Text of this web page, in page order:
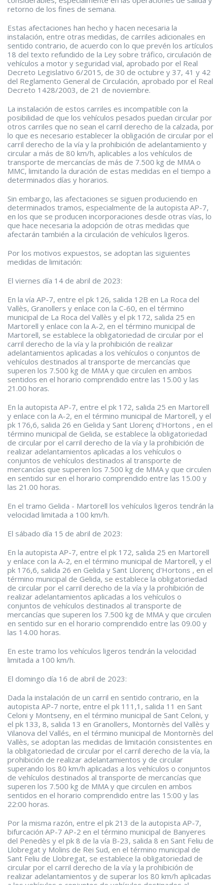
retorno de los fines de semana.
Estas afectaciones han hecho y hacen necesaria la
instalación, entre otras medidas, de carriles adicionales en
sentido contrario, de acuerdo con lo que prevén los artículos
18 del texto refundido de la Ley sobre tráfico, circulación de
vehículos a motor y seguridad vial, aprobado por el Real
Decreto Legislativo 6/2015, de 30 de octubre y 37, 41 y 42
del Reglamento General de Circulación, aprobado por el Real
Decreto 1428/2003, de 21 de noviembre.
La instalación de estos carriles es incompatible con la
posibilidad de que los vehículos pesados puedan circular por
otros carriles que no sean el carril derecho de la calzada, por
lo que es necesario establecer la obligación de circular por el
carril derecho de la vía y la prohibición de adelantamiento y
circular a más de 80 km/h, aplicables a los vehículos de
transporte de mercancías de más de 7.500 kg de MMA o
MMC, limitando la duración de estas medidas en el tiempo a
determinados días y horarios.
Sin embargo, las afectaciones se siguen produciendo en
determinados tramos, especialmente de la autopista AP-7,
en los que se producen incorporaciones desde otras vías, lo
que hace necesaria la adopción de otras medidas que
afectarán también a la circulación de vehículos ligeros.
Por los motivos expuestos, se adoptan las siguientes
medidas de limitación:
El viernes día 14 de abril de 2023:
En la vía AP-7, entre el pk 126, salida 12B en La Roca del
Vallès, Granollers y enlace con la C-60, en el término
municipal de La Roca del Vallès y el pk 172, salida 25 en
Martorell y enlace con la A-2, en el término municipal de
Martorell, se establece la obligatoriedad de circular por el
carril derecho de la vía y la prohibición de realizar
adelantamientos aplicadas a los vehículos o conjuntos de
vehículos destinados al transporte de mercancías que
superen los 7.500 kg de MMA y que circulen en ambos
sentidos en el horario comprendido entre las 15.00 y las
21.00 horas.
En la autopista AP-7, entre el pk 172, salida 25 en Martorell
y enlace con la A-2, en el término municipal de Martorell, y el
pk 176,6, salida 26 en Gelida y Sant Llorenç d'Hortons , en el
término municipal de Gelida, se establece la obligatoriedad
de circular por el carril derecho de la vía y la prohibición de
realizar adelantamientos aplicadas a los vehículos o
conjuntos de vehículos destinados al transporte de
mercancías que superen los 7.500 kg de MMA y que circulen
en sentido sur en el horario comprendido entre las 15.00 y
las 21.00 horas.
En el tramo Gelida - Martorell los vehículos ligeros tendrán la
velocidad limitada a 100 km/h.
El sábado día 15 de abril de 2023:
En la autopista AP-7, entre el pk 172, salida 25 en Martorell
y enlace con la A-2, en el término municipal de Martorell, y el
pk 176,6, salida 26 en Gelida y Sant Llorenç d'Hortons , en el
término municipal de Gelida, se establece la obligatoriedad
de circular por el carril derecho de la vía y la prohibición de
realizar adelantamientos aplicadas a los vehículos o
conjuntos de vehículos destinados al transporte de
mercancías que superen los 7.500 kg de MMA y que circulen
en sentido sur en el horario comprendido entre las 09.00 y
las 14.00 horas.
En este tramo los vehículos ligeros tendrán la velocidad
limitada a 100 km/h.
El domingo día 16 de abril de 2023:
Dada la instalación de un carril en sentido contrario, en la
autopista AP-7 norte, entre el pk 111,1, salida 11 en Sant
Celoni y Montseny, en el término municipal de Sant Celoni, y
el pk 133, 8, salida 13 en Granollers, Montornès del Vallès y
Vilanova del Vallés, en el término municipal de Montornès del
Vallès, se adoptan las medidas de limitación consistentes en
la obligatoriedad de circular por el carril derecho de la vía, la
prohibición de realizar adelantamientos y de circular
superando los 80 km/h aplicadas a los vehículos o conjuntos
de vehículos destinados al transporte de mercancías que
superen los 7.500 kg de MMA y que circulen en ambos
sentidos en el horario comprendido entre las 15:00 y las
22:00 horas.
Por la misma razón, entre el pk 213 de la autopista AP-7,
bifurcación AP-7 AP-2 en el término municipal de Banyeres
del Penedès y el pk 8 de la vía B-23, salida 8 en Sant Feliu de
Llobregat y Molins de Rei Sud, en el término municipal de
Sant Feliu de Llobregat, se establece la obligatoriedad de
circular por el carril derecho de la vía y la prohibición de
realizar adelantamientos y de superar los 80 km/h aplicadas